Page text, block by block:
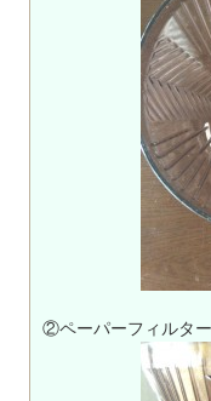
②ペーパーフィルタ